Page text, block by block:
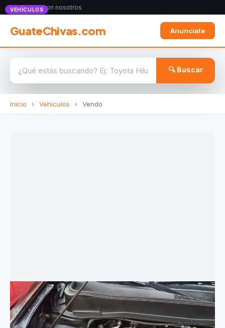
Anunciate con nosotros
GuateChivas.com Anunciate
🔍 Buscar
Inicio › Vehículos › Vendo
VEHÍCULOS